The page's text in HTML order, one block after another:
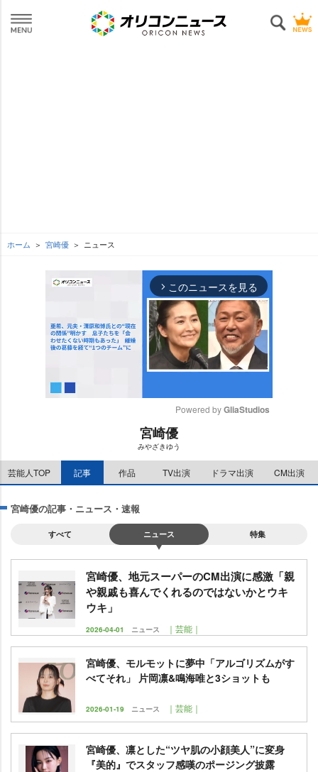
ホーム 宮崎優 ニュース
arrow_forward_ios このニュースを見る
e
Powered by GliaStudios
宮崎優
みやざきゆう
芸能人TOP 記事 作品 TV出演 ドラマ出演 CM出演
宮崎優の記事・ニュース・速報
すべて ニュース 特集
宮崎優、地元スーパーのCM出演に感激「親
親戚も喜んでくれるのではないかとウキ
ウキ」
2026-04-01 ニュース ｜芸能｜
宮崎優、モルモットに夢中「アルゴリズムがす
べてそれ」 片岡凛&鳴海唯と3ショットも
2026-01-19 ニュース ｜芸能｜
宮崎優、凛とした“ツヤ肌の小顔美人”に変身
『美的』でスタッフ感嘆のポージング披露